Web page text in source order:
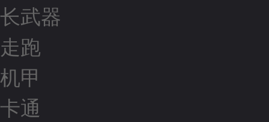
长武器
走跑
机甲
卡通